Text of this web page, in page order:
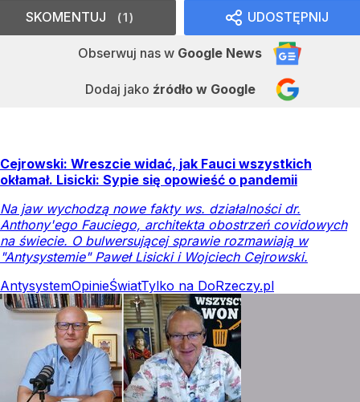
UDOSTĘPNIJ
Obserwuj nas w Google News
Dodaj jako źródło w Google
SKOMENTUJ 1
Cejrowski: Wreszcie widać, jak Fauci wszystkich
okłamał. Lisicki: Sypie się opowieść o pandemii
Na jaw wychodzą nowe fakty ws. działalności dr.
Anthony'ego Fauciego, architekta obostrzeń covidowych
na świecie. O bulwersującej sprawie rozmawiają w
"Antysystemie" Paweł Lisicki i Wojciech Cejrowski.
AntysystemOpinieŚwiatTylko na DoRzeczy.pl